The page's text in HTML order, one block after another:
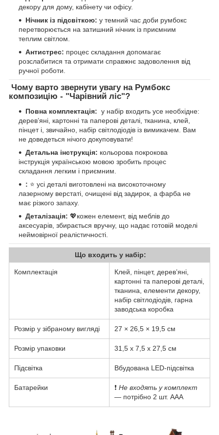
декору для дому, кабінету чи офісу.
Нічник із підсвіткою: у темний час доби румбокс
перетворюється на затишний нічник із приємним
теплим світлом.
Антистрес: процес складання допомагає
розслабитися та отримати справжнє задоволення від
ручної роботи.
Чому варто звернути увагу на Румбокс
композицію - "Чарівний ліс"?
Повна комплектація: у набір входить усе необхідне:
дерев’яні, картонні та паперові деталі, тканина, клей,
пінцет і, звичайно, набір світлодіодів із вимикачем. Вам
не доведеться нічого докуповувати!
Детальна інструкція: кольорова покрокова
інструкція українською мовою зробить процес
складання легким і приємним.
: ⭐ усі деталі виготовлені на високоточному
лазерному верстаті, очищені від задирок, а фарба не
має різкого запаху.
Деталізація: 💖кожен елемент, від меблів до
аксесуарів, збирається вручну, що надає готовій моделі
неймовірної реалістичності.
Що входить у набір:
Комплектація
Клей, пінцет, дерев’яні,
картонні та паперові деталі,
тканина, елементи декору,
набір світлодіодів, гарна
заводська коробка
Розмір у зібраному вигляді 27 × 26,5 × 19,5 см
Розмір упаковки 31,5 х 7,5 х 27,5 см
Підсвітка Вбудована LED-підсвітка
Батарейки ❗ Не входять у комплект
— потрібно 2 шт. AAA